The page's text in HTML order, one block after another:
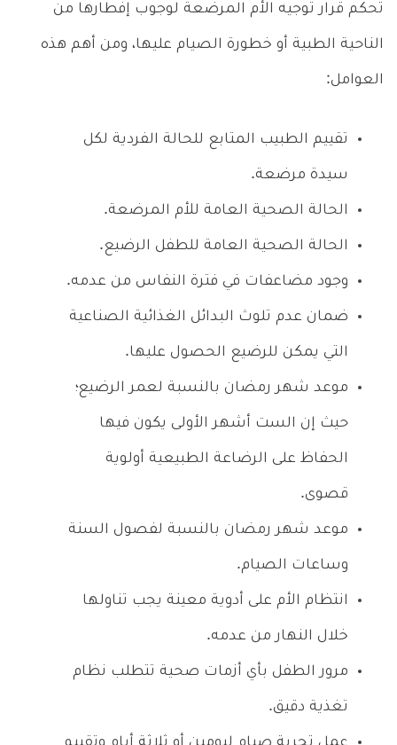
تحكم قرار توجيه الأم المرضعة لوجوب إفطارها من
الناحية الطبية أو خطورة الصيام عليها، ومن أهم هذه
العوامل:
تقييم الطبيب المتابع للحالة الفردية لكل
سيدة مرضعة.
الحالة الصحية العامة للأم المرضعة.
الحالة الصحية العامة للطفل الرضيع.
وجود مضاعفات في فترة النفاس من عدمه.
ضمان عدم تلوث البدائل الغذائية الصناعية
التي يمكن للرضيع الحصول عليها.
موعد شهر رمضان بالنسبة لعمر الرضيع؛
حيث إن الست أشهر الأولى يكون فيها
الحفاظ على الرضاعة الطبيعية أولوية
قصوى.
موعد شهر رمضان بالنسبة لفصول السنة
وساعات الصيام.
انتظام الأم على أدوية معينة يجب تناولها
خلال النهار من عدمه.
مرور الطفل بأي أزمات صحية تتطلب نظام
تغذية دقيق.